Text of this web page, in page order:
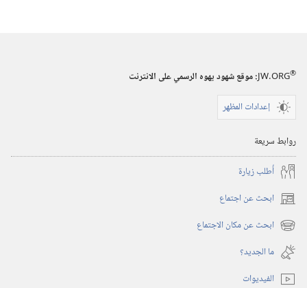
JW.ORG®
:‏ موقع شهود يهوه الرسمي على الانترنت
إعدادات المظهر
روابط سريعة
أُطلب زيارة
ابحث عن اجتماع (يفتح
نافذة ابحث عن مكان الاجتماع (يفتح
نافذة
جديدة)
ما الجديد؟‏
الفيديوات